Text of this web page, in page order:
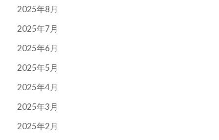
2025年8月
2025年7月
2025年6月
2025年5月
2025年4月
2025年3月
2025年2月